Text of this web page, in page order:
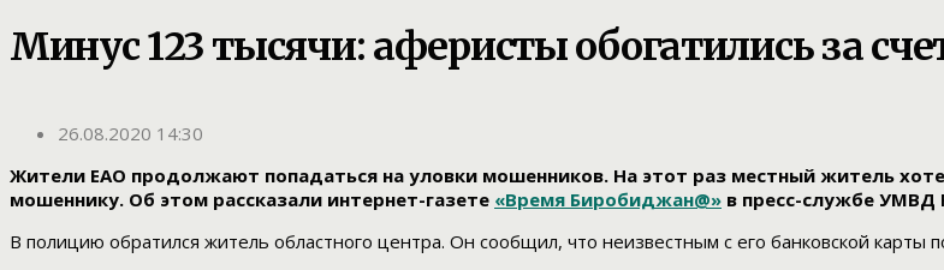
Минус 123 тысячи: аферисты обогатились за
26.08.2020 14:30
Жители ЕАО продолжают попадаться на уловки мошенников. На этот раз местный житель
мошеннику. Об этом рассказали интернет-газете «Время Биробиджан@» в пресс-службе УМВД
В полицию обратился житель областного центра. Он сообщил, что неизвестным с его банковской